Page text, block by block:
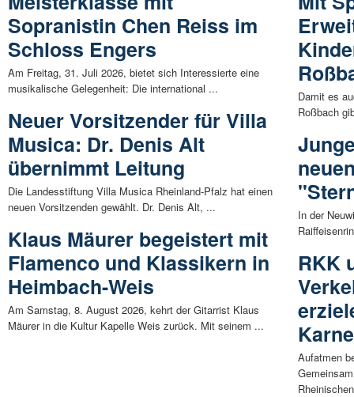
Sopranistin Chen Reiss im
Schloss Engers
Am Freitag, 31. Juli 2026, bietet sich Interessierte eine
musikalische Gelegenheit: Die international ...
Neuer Vorsitzender für Villa
Musica: Dr. Denis Alt
übernimmt Leitung
Die Landesstiftung Villa Musica Rheinland-Pfalz hat einen
neuen Vorsitzenden gewählt. Dr. Denis Alt, ...
Klaus Mäurer begeistert mit
Flamenco und Klassikern in
Heimbach-Weis
Am Samstag, 8. August 2026, kehrt der Gitarrist Klaus
Mäurer in die Kultur Kapelle Weis zurück. Mit seinem ...
Damit es
Roßbach
In der
RKK
Aufatmen